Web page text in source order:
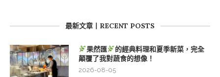
最新文章丨RECENT POSTS
果然匯
的經典料理和夏季新菜，完全
顛覆了我對蔬食的想像！
2026-08-05